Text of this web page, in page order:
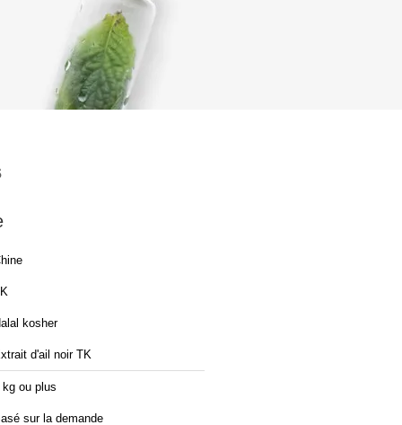
kosher
d'ail noir TK
kg ou plus
sur la demande